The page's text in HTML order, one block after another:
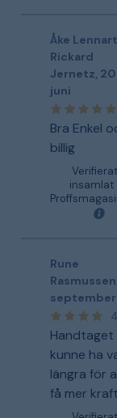
Åke Lennart
Rickard
Jernetz 20
juni
Bra Enkel
billig
insamlat
Rune
Rasmussen
september
Handtaget
kunne ha
längra för
få mer